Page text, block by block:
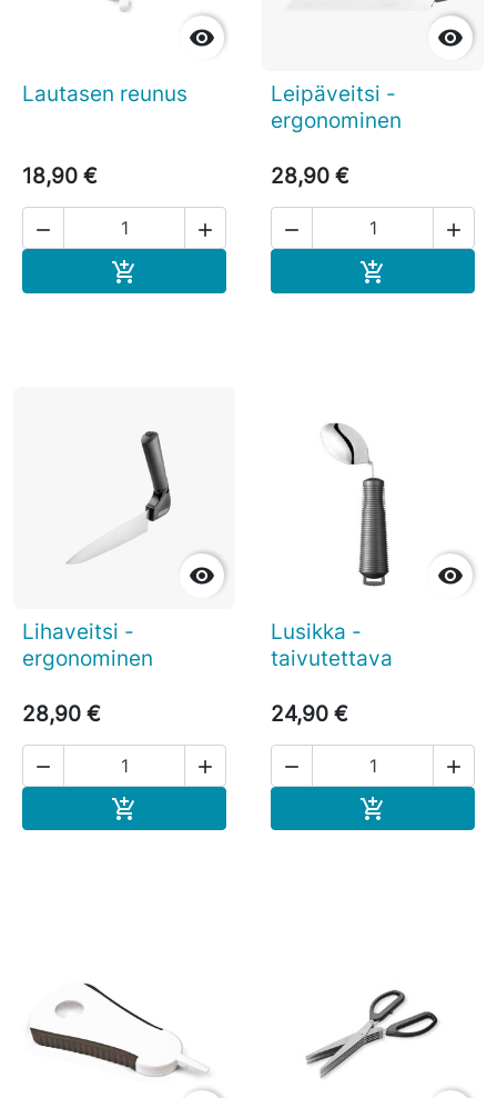

Lautasen reunus
18,90 €
 


Leipäveitsi -
ergonominen
28,90 €
 


Lihaveitsi -
ergonominen
28,90 €
 


Lusikka -
taivutettava
24,90 €
 
